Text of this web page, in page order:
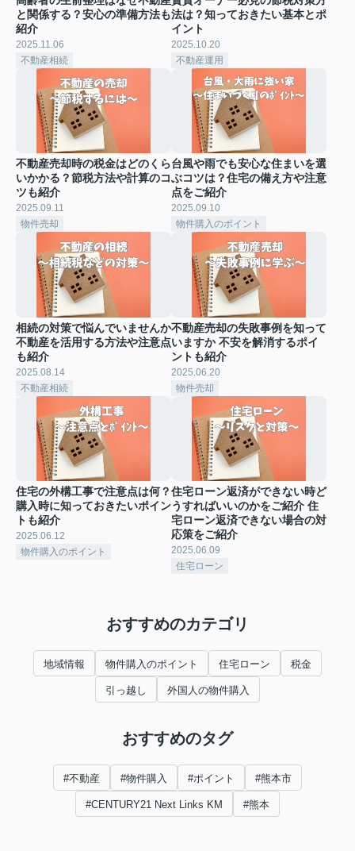
と関係する？安心の準備方法も
紹介
2025.11.06
不動産相続
法は？知っておきたい基本とポ
イント
2025.10.20
不動産運用
不動産売却時の税金はどのくら
いかかる？節税方法や計算のコ
ツも紹介
2025.09.11
物件売却
台風や雨でも安心な住まいを選
ぶコツは？住宅の備え方や注意
点をご紹介
2025.09.10
物件購入のポイント
相続の対策で悩んでいませんか
不動産を活用する方法や注意点
も紹介
2025.08.14
不動産相続
不動産売却の失敗事例を知って
いますか 不安を解消するポイ
ントも紹介
2025.06.20
物件売却
住宅の外構工事で注意点は何？
購入時に知っておきたいポイン
トも紹介
2025.06.12
物件購入のポイント
住宅ローン返済ができない時ど
うすればいいのかをご紹介 住
宅ローン返済できない場合の対
応策をご紹介
2025.06.09
住宅ローン
おすすめのカテゴリ
地域情報 物件購入のポイント 住宅ローン 税金
引っ越し 外国人の物件購入
おすすめのタグ
#不動産 #物件購入 #ポイント #熊本市
#CENTURY21 Next Links KM #熊本